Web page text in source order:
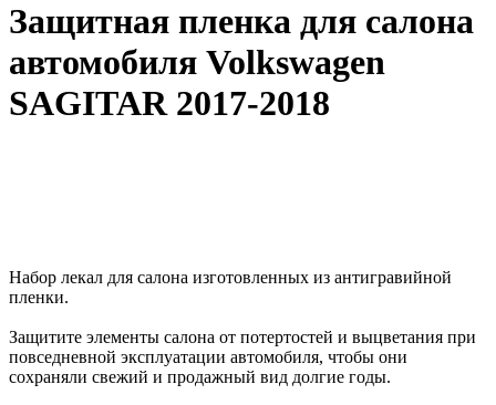
Защитная пленка для салона
автомобиля Volkswagen
SAGITAR 2017-2018
Набор лекал для салона изготовленных из антигравийной
пленки.
Защитите элементы салона от потертостей и выцветания при
повседневной эксплуатации автомобиля, чтобы они
сохраняли свежий и продажный вид долгие годы.